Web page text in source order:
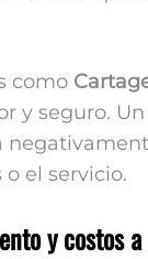
como
y seguro.
el servicio.
y costos